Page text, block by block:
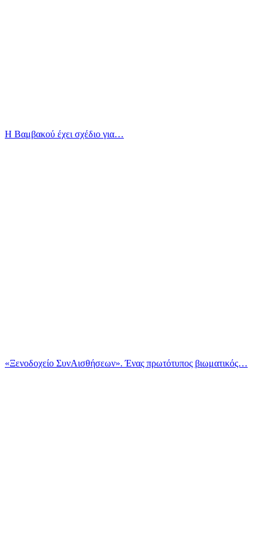
Η Βαμβακού έχει σχέδιο για…
«Ξενοδοχείο ΣυνΑισθήσεων». Ένας πρωτότυπος βιωματικός…